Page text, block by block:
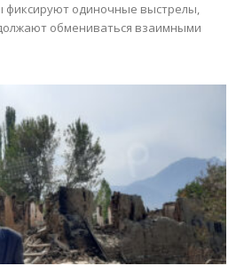
фиксируют одиночные выстрелы,
обмениваться взаимными